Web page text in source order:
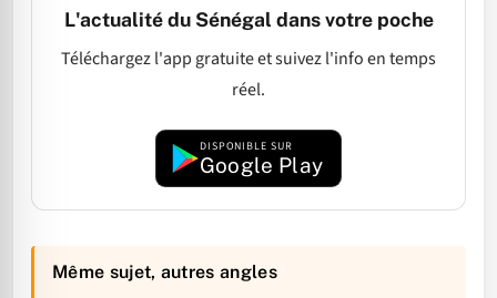
L'actualité du Sénégal dans votre poche
Téléchargez l'app gratuite et suivez l'info en temps
réel.
DISPONIBLE SUR
Google Play
Même sujet, autres angles